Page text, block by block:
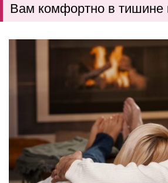
Вам комфортно в тишине